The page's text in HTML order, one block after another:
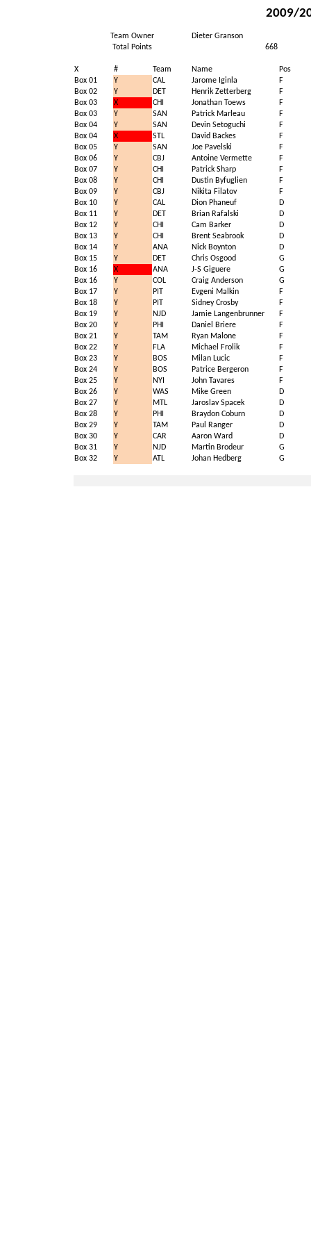
2009/
Team Owner
Dieter Granson
Total Points
668
X # Team Name
Pos
Box 01
Y CAL Jarome Iginla
F
Box 02
Y DET Henrik Zetterberg
F
Box 03
X CHI Jonathan Toews
F
Box 03
Y SAN Patrick Marleau
F
Box 04
Y SAN Devin Setoguchi
F
Box 04
X STL David Backes
F
Box 05
Y SAN Joe Pavelski
F
Box 06
Y CBJ Antoine Vermette
F
Box 07
Y CHI Patrick Sharp
F
Box 08
Y CHI Dustin Byfuglien
F
Box 09
Y CBJ Nikita Filatov
F
Box 10
Y CAL Dion Phaneuf
D
Box 11
Y DET Brian Rafalski
D
Box 12
Y CHI Cam Barker
D
Box 13
Y CHI Brent Seabrook
D
Box 14
Y ANA Nick Boynton
D
Box 15
Y DET Chris Osgood
G
Box 16
X ANA J-S Giguere
G
Box 16
Y COL Craig Anderson
G
Box 17
Y PIT Evgeni Malkin
F
Box 18
Y PIT Sidney Crosby
F
Box 19
Y NJD Jamie Langenbrunner
F
Box 20
Y PHI Daniel Briere
F
Box 21
Y TAM Ryan Malone
F
Box 22
Y FLA Michael Frolik
F
Box 23
Y BOS Milan Lucic
F
Box 24
Y BOS Patrice Bergeron
F
Box 25
Y NYI John Tavares
F
Box 26
Y WAS Mike Green
D
Box 27
Y MTL Jaroslav Spacek
D
Box 28
Y PHI Braydon Coburn
D
Box 29
Y TAM Paul Ranger
D
Box 30
Y CAR Aaron Ward
D
Box 31
Y NJD Martin Brodeur
G
Box 32
Y ATL Johan Hedberg G